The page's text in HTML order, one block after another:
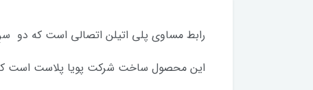
رابط مساوی پلی اتیلن اتصالی است که دو سرِ
این محصول ساخت شرکت پویا پلاست است که